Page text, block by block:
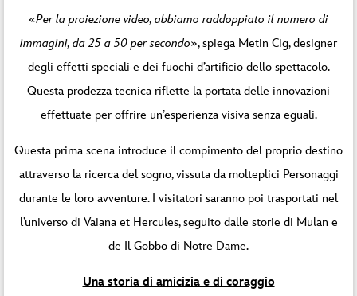
«Per la proiezione video, abbiamo raddoppiato il numero di
immagini, da 25 a 50 per secondo», spiega Metin Cig, designer
degli effetti speciali e dei fuochi d’artificio dello spettacolo.
Questa prodezza tecnica riflette la portata delle innovazioni
effettuate per offrire un’esperienza visiva senza eguali.
Questa prima scena introduce il compimento del proprio destino
attraverso la ricerca del sogno, vissuta da molteplici Personaggi
durante le loro avventure. I visitatori saranno poi trasportati nel
l’universo di Vaiana et Hercules, seguito dalle storie di Mulan e
de Il Gobbo di Notre Dame.
Una storia di amicizia e di coraggio